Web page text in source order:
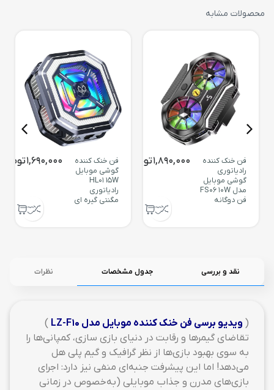
محصولات مشابه
فن خنک کننده
رادیاتوری
گوشی موبایل
مدل FS06 10W
فن دوگانه
1,890,000تومان
فن خنک کننده
گوشی موبایل
HL01 15W
رادیاتوری
مگنتی گیره ای
1,690,000تومان
نقد و بررسی جدول مشخصات نظرات
( ویدیو برسی فن خنک کننده موبایل مدل LZ-F10
)
تقاضای گیمرها و رقابت در دنیای بازی سازی، کمپانی‌ها را
به‌ سوی بهبود بازی‌ها از نظر گرافیک و گیم پلی هل
می‌دهد! اما این پیشرفت جنبه‌ای منفی نیز دارد: اجرای
بازی‌های مدرن و جذاب موبایلی (به‌خصوص در زمانی